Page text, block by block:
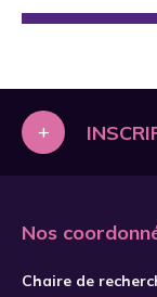
+
Nos
Chaire de